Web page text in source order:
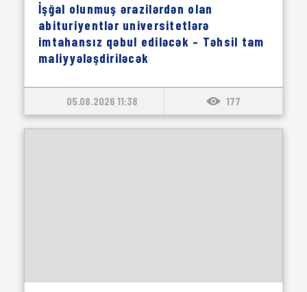
İşğal olunmuş ərazilərdən olan
abituriyentlər universitetlərə
imtahansız qəbul ediləcək – Təhsil tam
maliyyələşdiriləcək
05.08.2026 11:38 177